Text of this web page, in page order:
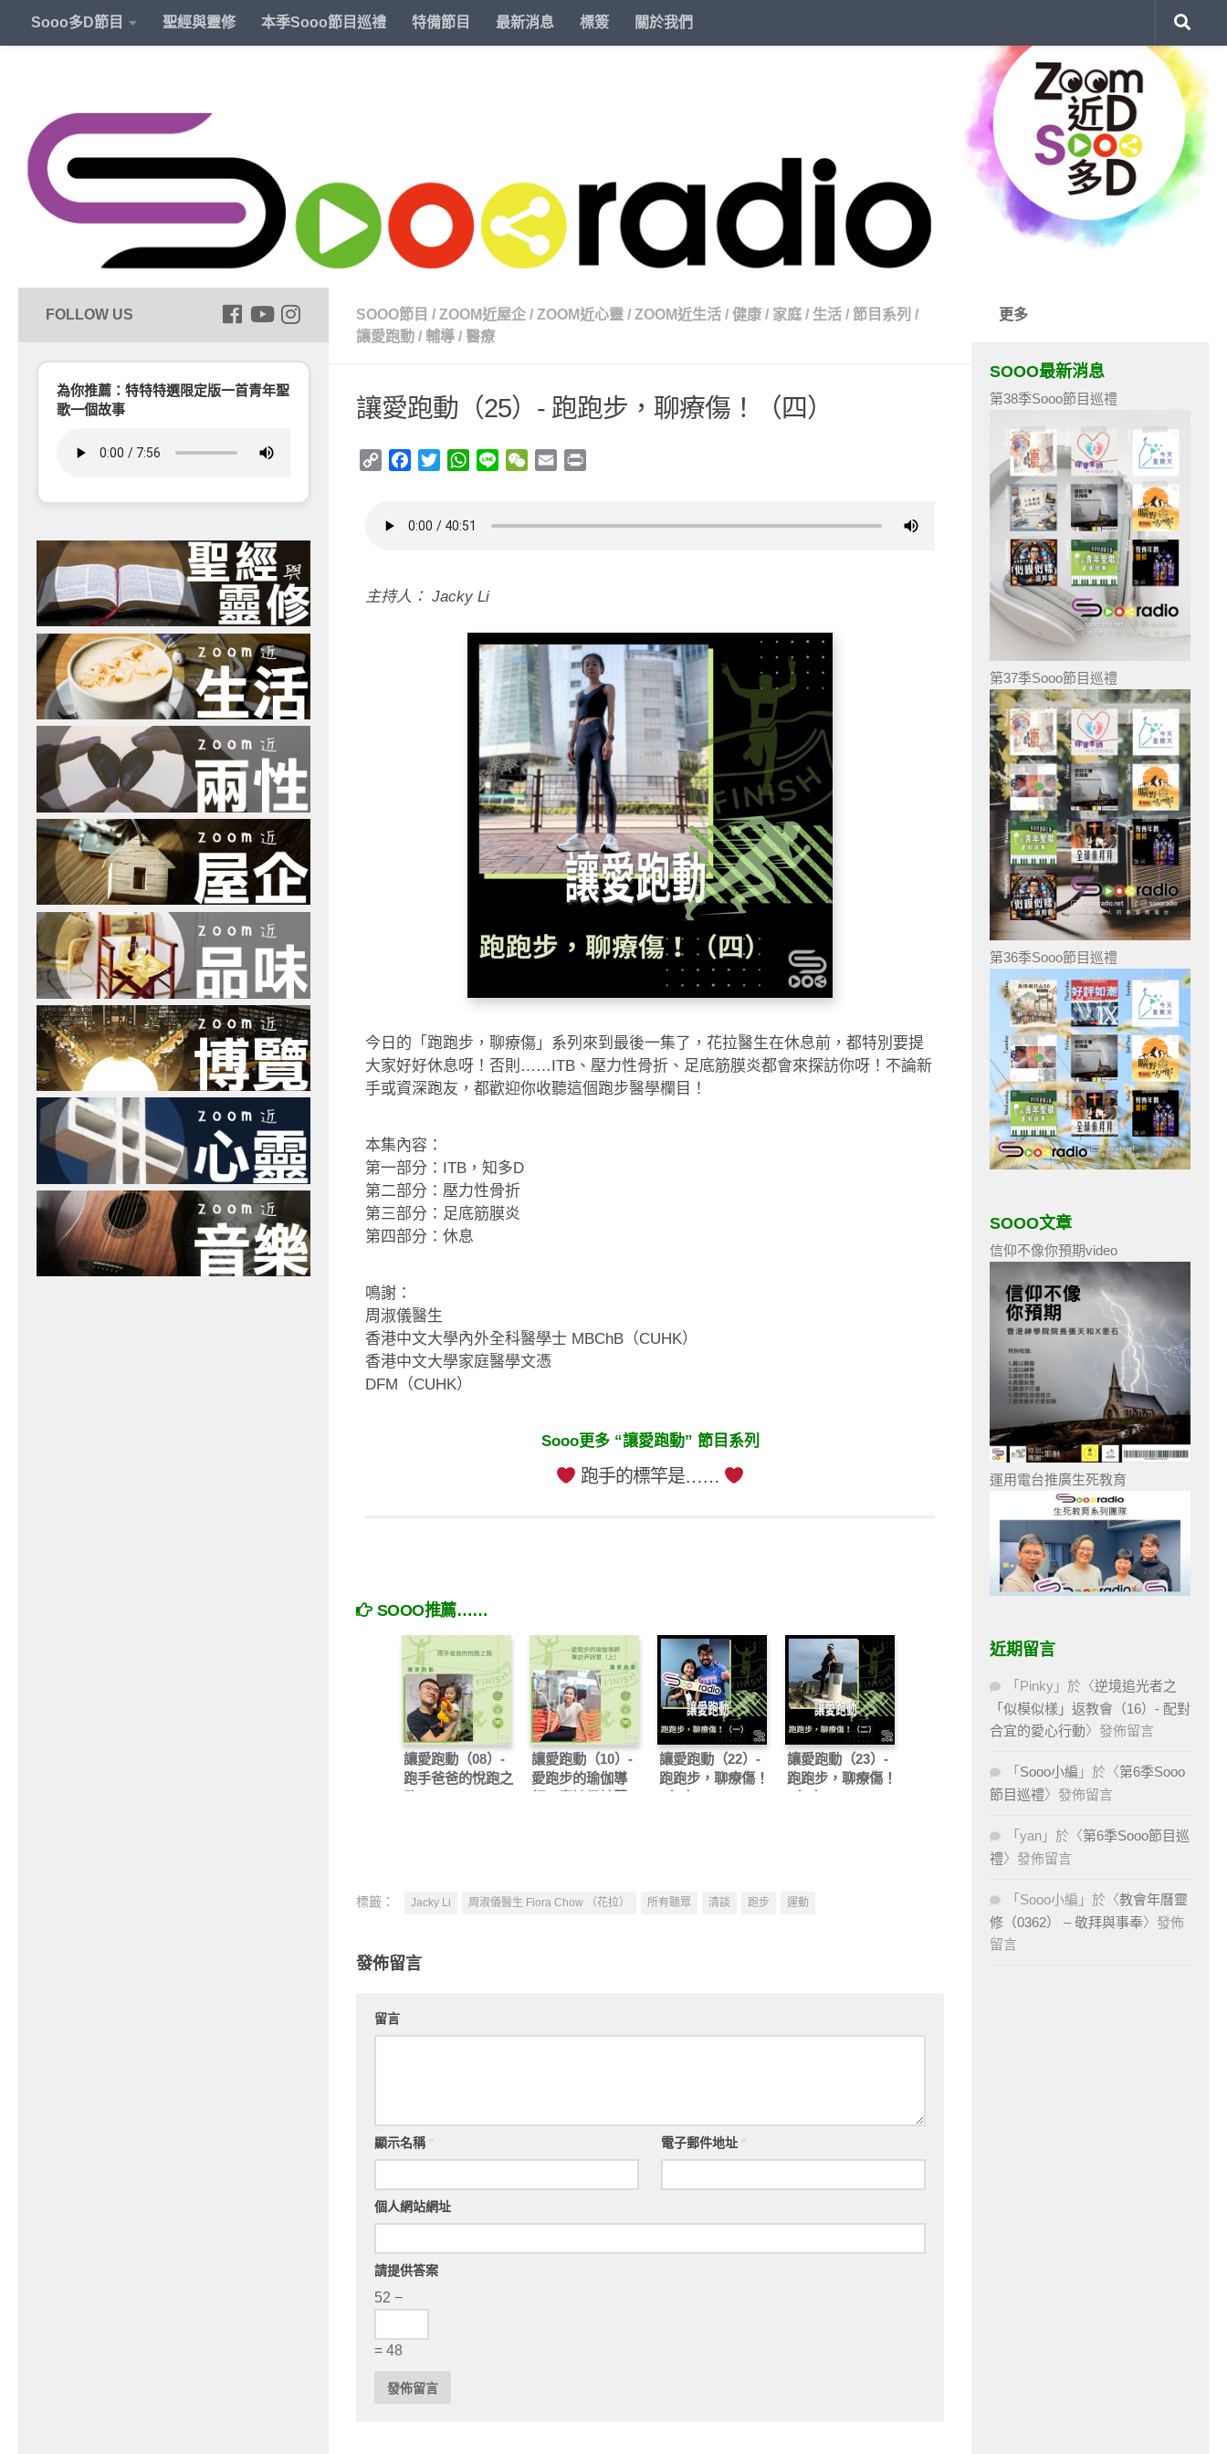
Sooo多D節目 聖經與靈修 本季Sooo節目巡禮 特備節目 最新消息 標簽 關於我們
SOOO節目 / ZOOM近屋企 / ZOOM近心靈 / ZOOM近生活 / 健康 / 家庭 / 生活 / 節目系列 /
讓愛跑動 / 輔導 / 醫療
讓愛跑動（25）- 跑跑步，聊療傷！（四）
Copy
Facebook
TwitterWhatsApp
Line WeChat
Email
主持人： Jacky Li
今日的「跑跑步，聊療傷」系列來到最後一集了，花拉醫生在休息前，都特別要提
大家好好休息呀！否則……ITB、壓力性骨折、足底筋膜炎都會來探訪你呀！不論新
手或資深跑友，都歡迎你收聽這個跑步醫學欄目！
本集內容：
第一部分：ITB，知多D
第二部分：壓力性骨折
第三部分：足底筋膜炎
第四部分：休息
鳴謝：
周淑儀醫生
香港中文大學內外全科醫學士 MBChB（CUHK）
香港中文大學家庭醫學文憑
DFM（CUHK）
Sooo更多 “讓愛跑動” 節目系列
跑手的標竿是……
SOOO推薦……
讓愛跑動（08）-
跑手爸爸的悅跑之
讓愛跑動（10）-
愛跑步的瑜伽導
讓愛跑動（22）-
跑跑步，聊療傷！
讓愛跑動（23）-
跑跑步，聊療傷！
標籤： Jacky Li 周淑儀醫生 Flora Chow （花拉） 所有聽眾 清談 跑步 運動
發佈留言
留言
顯示名稱 電子郵件地址
個人網站網址
請提供答案
52 −
= 48
為你推薦：特特特選限定版一首青年聖
歌一個故事
更多
SOOO最新消息
第38季Sooo節目巡禮
第37季Sooo節目巡禮
第36季Sooo節目巡禮
SOOO文章
信仰不像你預期video
運用電台推廣生死教育
近期留言
「 Pinky 」於〈逆境追光者之
「似模似樣」返教會（16）- 配對
合宜的愛心行動〉發佈留言
「 Sooo小編 」於〈第6季Sooo
節目巡禮〉發佈留言
「 yan 」於〈第6季Sooo節目巡
禮〉發佈留言
「 Sooo小編 」於〈教會年曆靈
修（0362） – 敬拜與事奉〉發佈
留言